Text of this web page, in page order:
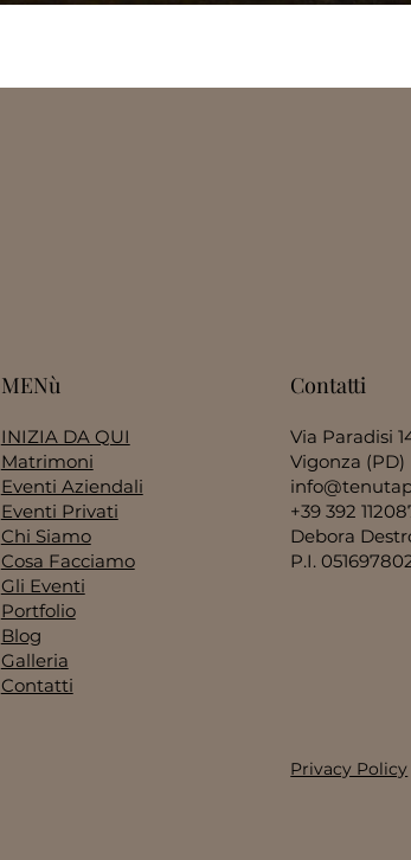
MENù
INIZIA DA QUI
Matrimoni
Eventi Aziendali
Eventi Privati
Chi Siamo
Cosa Facciamo
Gli Eventi
Portfolio
Blog
Galleria
Contatti
Contatti
Via Paradisi
Vigonza (PD)
+39 392
Debora
P.I.
Privacy Policy